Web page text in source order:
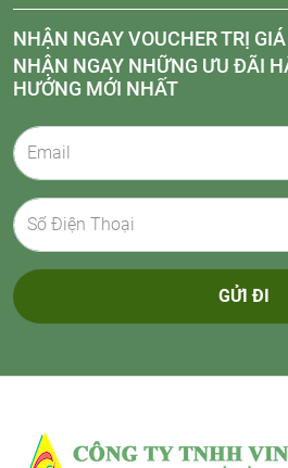
NHẬN NGAY VOUCHER TRỊ
NHẬN NGAY NHỮNG ƯU ĐÃI
HƯỚNG MỚI NHẤT
GỬI ĐI